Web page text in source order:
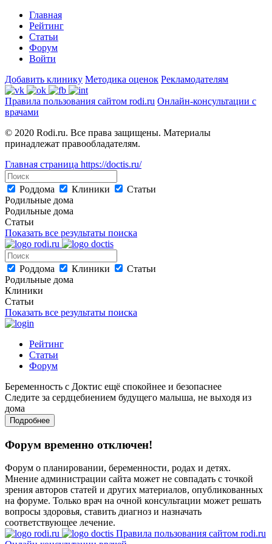
Главная
Рейтинг
Статьи
Форум
Войти
Добавить клинику Методика оценок Рекламодателям
Правила пользования сайтом rodi.ru Онлайн-консультации с
врачами
© 2020 Rodi.ru. Все права защищены. Материалы
принадлежат правообладателям.
Главная страница https://doctis.ru/
Роддома Клиники
Статьи
Родильные дома
Родильные дома
Статьи
Показать все результаты поиска
Роддома Клиники
Статьи
Родильные дома
Клиники
Статьи
Показать все результаты поиска
Рейтинг
Статьи
Форум
Беременность с Доктис ещё спокойнее и безопаснее
Следите за сердцебиением будущего малыша, не выходя из
дома
Подробнее
Форум временно отключен!
Форум о планировании, беременности, родах и детях.
Мнение администрации сайта может не совпадать с точкой
зрения авторов статей и других материалов, опубликованных
на форуме. Только врач на очной консультации может решать
вопросы здоровья, ставить диагноз и назначать
соответствующее лечение.
Правила пользования сайтом rodi.ru